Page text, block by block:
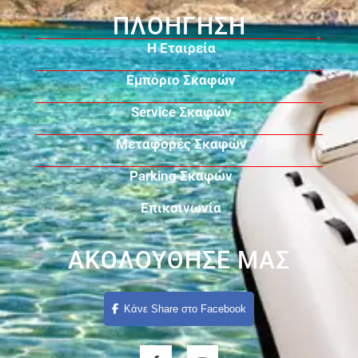
ΠΛΟΗΓΗΣΗ
Η Εταιρεία
Εμπόριο Σκαφών
Service Σκαφών
Μεταφορές Σκαφών
Parking Σκαφών
Επικοινωνία
ΑΚΟΛΟΥΘΗΣΕ ΜΑΣ
Κάνε Share στο Facebook